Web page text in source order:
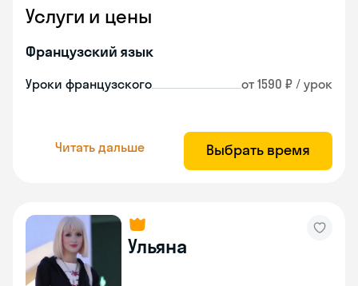
Услуги и цены
Французский язык
Уроки французского от 1590 ₽ / урок
Читать дальше Выбрать время
Ульяна